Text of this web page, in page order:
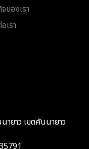
ของเรา
เรา
ยาว เขตคันนายาว